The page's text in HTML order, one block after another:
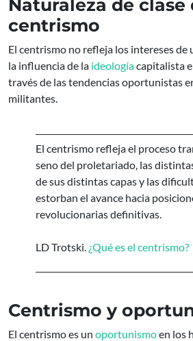
Naturaleza de clase
centrismo
El centrismo no refleja los intereses de
la influencia de la ideologíacapitalista
través de las tendencias oportunistas
militantes.
El centrismo refleja el proceso
seno del proletariado, las
de sus distintas capas y las
estorban el avance hacia
revolucionarias definitivas.
LD Trotski. ¿Qué es el centrismo?
Centrismo y
El centrismo es un oportunismoen los